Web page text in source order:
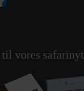
vores safarinyt